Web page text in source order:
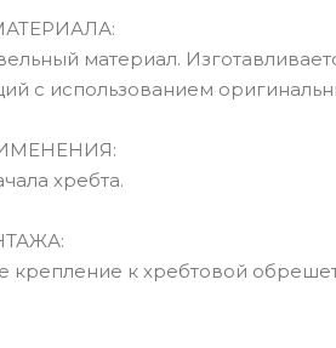
материал.
с использованием
хребта.
крепление к хребтовой